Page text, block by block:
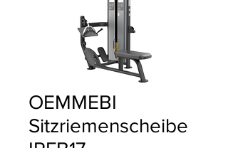
OEMMEBI
Sitzriemenscheibe